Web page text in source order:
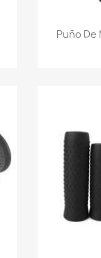

Puño De